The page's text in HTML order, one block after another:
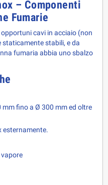
– Componenti
Fumarie
cavi in acciaio (non
stabili, e da
fumaria abbia uno sbalzo
mm fino a Ø 300 mm ed oltre
esternamente.
vapore